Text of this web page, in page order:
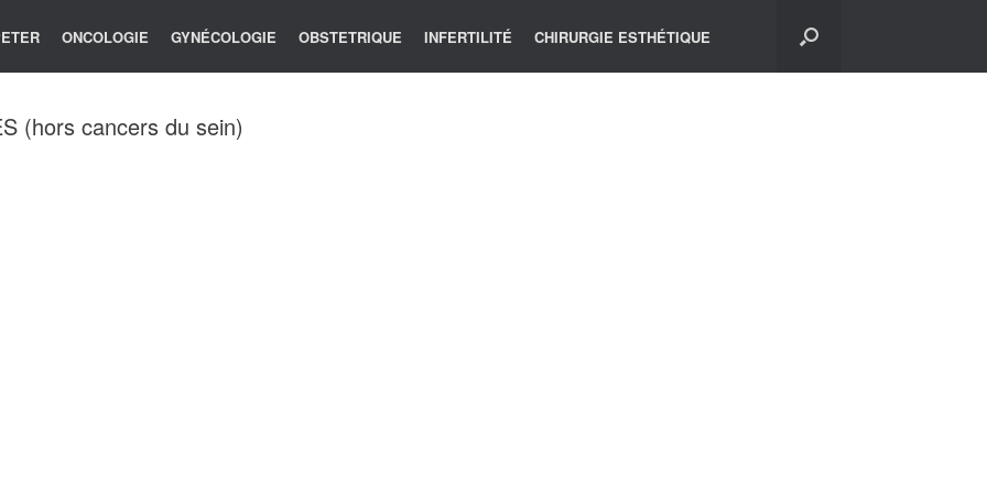
ONCOLOGIE GYNÉCOLOGIE OBSTETRIQUE INFERTILITÉ CHIRURGIE ESTHÉTIQUE
(hors cancers du sein)